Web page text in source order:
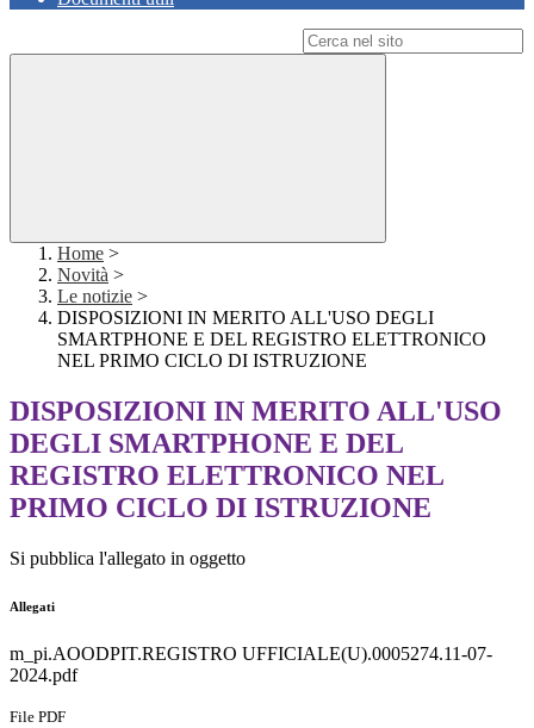
Home >
Novità >
Le notizie >
DISPOSIZIONI IN MERITO ALL'USO DEGLI
SMARTPHONE E DEL REGISTRO ELETTRONICO
NEL PRIMO CICLO DI ISTRUZIONE
DISPOSIZIONI IN MERITO ALL'USO
DEGLI SMARTPHONE E DEL
REGISTRO ELETTRONICO NEL
PRIMO CICLO DI ISTRUZIONE
Si pubblica l'allegato in oggetto
Allegati
m_pi.AOODPIT.REGISTRO UFFICIALE(U).0005274.11-07-
2024.pdf
File PDF